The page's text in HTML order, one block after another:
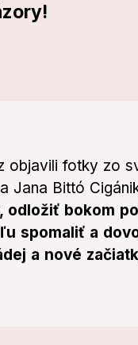
objavili fotky zo
Jana Bittó
odložiť bokom
spomaliť a
a nové